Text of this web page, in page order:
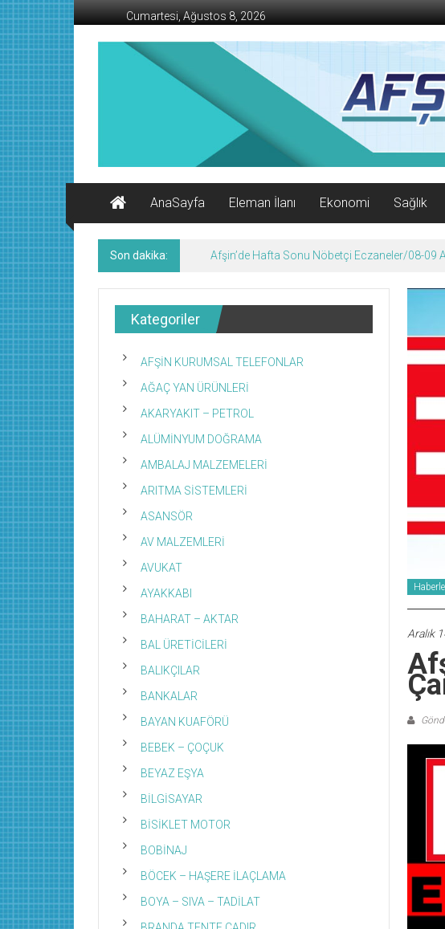
İçeriğe
geç
Cumartesi, Ağustos 8, 2026
AFŞİN
Ekonomi
Kanalı
AnaSayfa
Eleman İlanı Ekonomi Sağlık
Son dakika: Afşin’de Hafta Sonu Nöbetçi Eczaneler/08-09
Aralık
Kategoriler
AFŞİN KURUMSAL TELEFONLAR
AĞAÇ YAN ÜRÜNLERİ
AKARYAKIT – PETROL
ALÜMİNYUM DOĞRAMA
AMBALAJ MALZEMELERİ
ARITMA SİSTEMLERİ
ASANSÖR
AV MALZEMLERİ
AVUKAT
AYAKKABI
BAHARAT – AKTAR
BAL ÜRETİCİLERİ
BALIKÇILAR
BANKALAR
BAYAN KUAFÖRÜ
BEBEK – ÇOÇUK
BEYAZ EŞYA
BİLGİSAYAR
BİSİKLET MOTOR
BOBİNAJ
BÖCEK – HAŞERE İLAÇLAMA
BOYA – SIVA – TADİLAT